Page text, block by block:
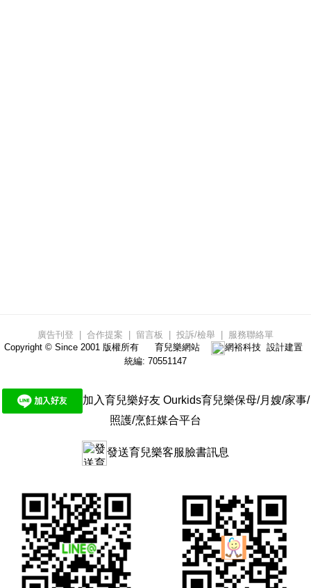
廣告刊登 合作提案 留言板 投訴/檢舉
服務聯絡單
Copyright © Since 2001 版權所有
育兒樂網站 網裕科技設計建置
統編: 70551147
加入育兒樂好友 Ourkids育兒樂保母/月嫂/家事/
照護/烹飪媒合平台
發送育兒樂客服臉書訊息